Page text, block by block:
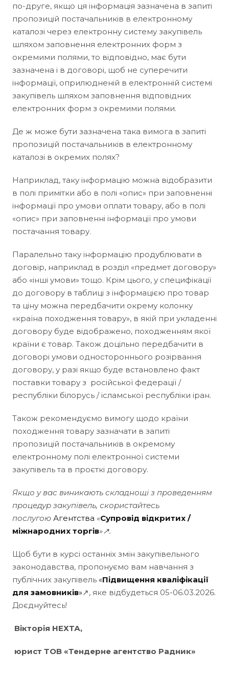
по-друге, якщо ця інформація зазначена в запиті
пропозицій постачальників в електронному
каталозі через електронну систему закупівель
шляхом заповнення електронних форм з
окремими полями, то відповідно, має бути
зазначена і в договорі, щоб не суперечити
інформації, оприлюдненій в електронній системі
закупівель шляхом заповнення відповідних
електронних форм з окремими полями.
Де ж може бути зазначена така вимога в запиті
пропозицій постачальників в електронному
каталозі в окремих полях?
Наприклад, таку інформацію можна відобразити
в полі примітки або в полі «опис» при заповненні
інформації про умови оплати товару, або в полі
«опис» при заповненні інформації про умови
постачання товару.
Паралельно таку інформацію продублювати в
договір, наприклад в розділ «предмет договору»
або «інші умови» тощо. Крім цього, у специфікації
до договору в таблиці з інформацією про товар
та ціну можна передбачити окрему колонку
«країна походження товару», в якій при укладенні
договору буде відображено, походженням якої
країни є товар. Також доцільно передбачити в
договорі умови одностороннього розірвання
договору, у разі якщо буде встановлено факт
поставки товару з російської федерації /
республіки білорусь / ісламської республіки іран.
Також рекомендуємо вимогу щодо країни
походження товару зазначати в запиті
пропозицій постачальників в окремому
електронному полі електронної системи
закупівель та в проєткі договору.
Якщо у вас виникають складнощі з проведенням
процедур закупівель, скористайтесь
послугою Агентства «Супровід відкритих /
міжнародних торгів»↗.
Щоб бути в курсі останніх змін закупівельного
законодавства, пропонуємо вам навчання з
публічних закупівель «Підвищення кваліфікації
для замовників»↗, яке відбудеться 05-06.03.2026.
Доєднуйтесь!
Вікторія НЕХТА,
юрист ТОВ «Тендерне агентство Радник»